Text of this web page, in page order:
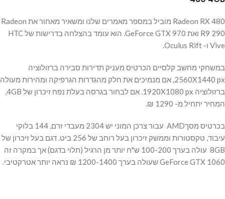
Radeon RX 480 מוביל במספר מאמרים שלנו ומשאיר מאחור את Radeon
R9 290 ואת GeForce GTX 970. הוא עומד בהצלחה בדרישות של HTC
Vive ו- Oculus Rift.
במשחקי מחשב קלסיים הכרטיס מעניק תדירות סבירה ברזולוציה
2560X1440 px, אם מנמיכים את חלק מהגדרות הגרפיקה ומהירות מעולה
ברזולוציה 1920X1080 px. אם לבחור בגרסה בעלת נפח זיכרון של 4GB,
המחיר יתחיל מ- 1290 ₪.
בכרטיס מסךAMD עבור צרכן המוני יש 2304 מעבדי זרם, 144 בלוקי
עיבוד, טקסטורות וממשק זיכרון בעל רוחב של 256 ביט. דגם בעל זיכרון של
8GB עולה בערך 100-200 ש"ח יותר מן הרגיל (תלוי בדגם) אך במקרה זה
GeForce GTX 1060 שעולה בערך 1200-1400 ₪ נראה יותר אטרקטיבי.